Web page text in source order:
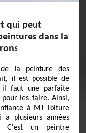
qui peut
dans la
de la peinture des
il est possible de
il faut une parfaite
pour les faire. Ainsi,
à MJ Toiture
a plusieurs années
C'est un peintre